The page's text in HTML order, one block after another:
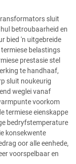
sluit
betroubaarheid en
bied 'n uitgebreide
belastings
prestasie stel
te handhaaf,
sluit noukeurig
weglei vanaf
voorkom
termiese eienskappe
bedryfstemperature
konsekwente
oor alle eenhede,
voorspelbaar en